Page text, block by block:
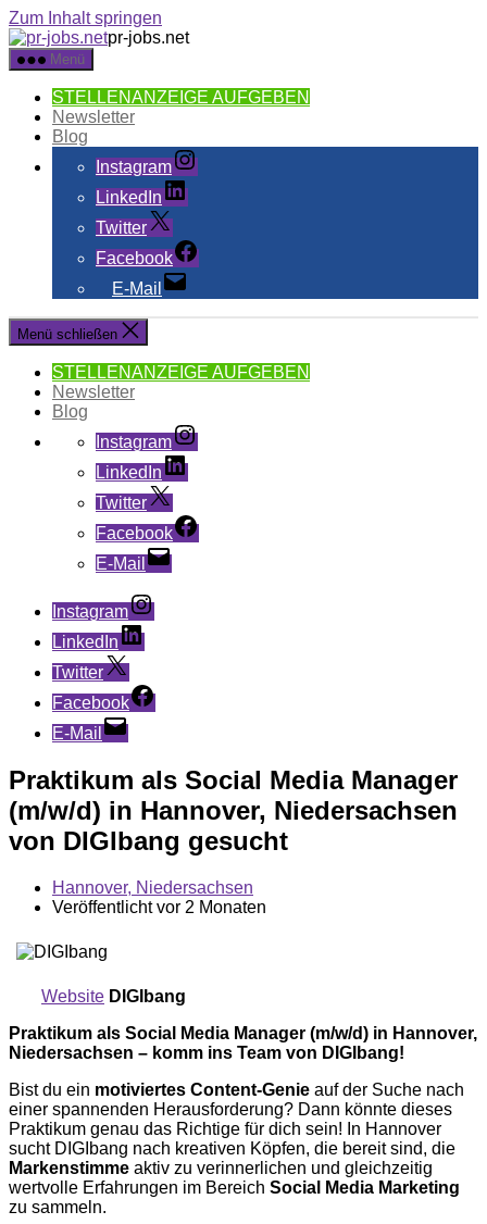
Zum Inhalt springen
pr-jobs.net
Menü
STELLENANZEIGE AUFGEBEN
Newsletter
Blog
Instagram
LinkedIn
Twitter
Facebook
E-Mail
Menü schließen
STELLENANZEIGE AUFGEBEN
Newsletter
Blog
Instagram
LinkedIn
Twitter
Facebook
E-Mail
Instagram
LinkedIn
Twitter
Facebook
E-Mail
Praktikum als Social Media Manager
(m/w/d) in Hannover, Niedersachsen
von DIGIbang gesucht
Hannover, Niedersachsen
Veröffentlicht vor 2 Monaten
Website DIGIbang
Praktikum als Social Media Manager (m/w/d) in Hannover,
Niedersachsen – komm ins Team von DIGIbang!
Bist du ein motiviertes Content-Genie auf der Suche nach
einer spannenden Herausforderung? Dann könnte dieses
Praktikum genau das Richtige für dich sein! In Hannover
sucht DIGIbang nach kreativen Köpfen, die bereit sind, die
Markenstimme aktiv zu verinnerlichen und gleichzeitig
wertvolle Erfahrungen im Bereich Social Media Marketing
zu sammeln.